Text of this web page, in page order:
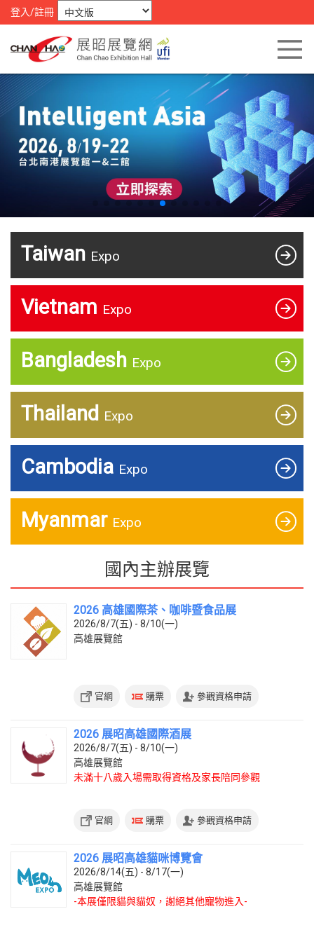
登入/註冊
Taiwan Expo
Vietnam Expo
Bangladesh Expo
Thailand Expo
Cambodia Expo
Myanmar Expo
國內主辦展覽
2026 高雄國際茶、咖啡暨食品展
2026/8/7(五) - 8/10(一)
高雄展覽館
官網 購票 參觀資格申請
2026 展昭高雄國際酒展
2026/8/7(五) - 8/10(一)
高雄展覽館
未滿十八歲入場需取得資格及家長陪同參觀
官網 購票 參觀資格申請
2026 展昭高雄貓咪博覽會
2026/8/14(五) - 8/17(一)
高雄展覽館
-本展僅限貓與貓奴，謝絕其他寵物進入-